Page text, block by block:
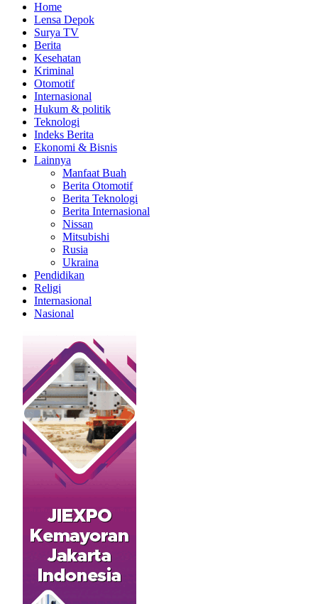
Home
Lensa Depok
Surya TV
Berita
Kesehatan
Kriminal
Otomotif
Internasional
Hukum & politik
Teknologi
Indeks Berita
Ekonomi & Bisnis
Lainnya
Manfaat Buah
Berita Otomotif
Berita Teknologi
Berita Internasional
Nissan
Mitsubishi
Rusia
Ukraina
Pendidikan
Religi
Internasional
Nasional